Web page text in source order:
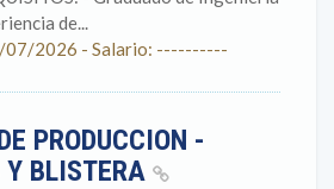
de...
07/2026 - Salario: ----------
PRODUCCION -
BLISTERA